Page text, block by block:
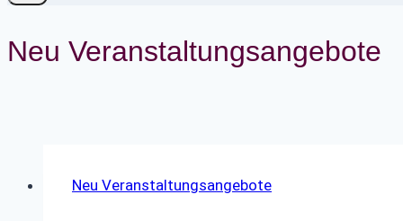
Neu Veranstaltungsangebote
Neu Veranstaltungsangebote